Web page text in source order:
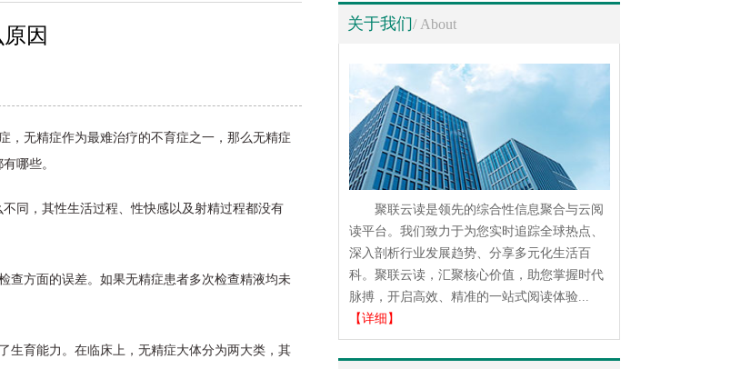
因
，无精症作为最难治疗的不育症之一，那么无精症
哪些。
同，其性生活过程、性快感以及射精过程都没有
查方面的误差。如果无精症患者多次检查精液均未
生育能力。在临床上，无精症大体分为两大类，其
关于我们/ About
聚联云读是领先的综合性信息聚合与云阅
读平台。我们致力于为您实时追踪全球热点、
深入剖析行业发展趋势、分享多元化生活百
科。聚联云读，汇聚核心价值，助您掌握时代
脉搏，开启高效、精准的一站式阅读体验...
【详细】